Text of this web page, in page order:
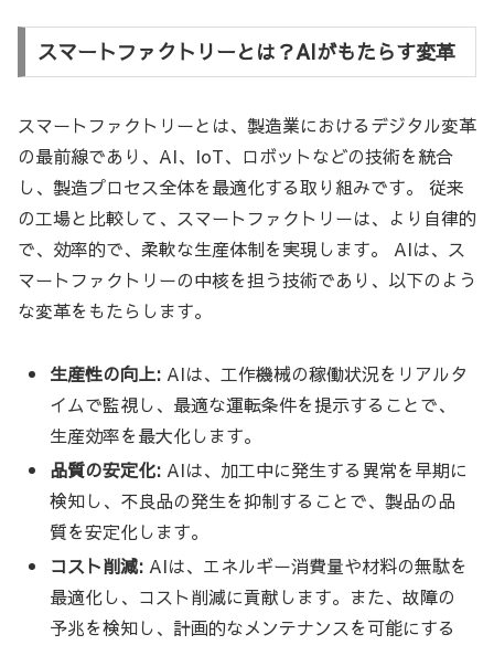
スマートファクトリーとは？AIがもたらす変革
スマートファクトリーとは、製造業におけるデジタル変革
の最前線であり、AI、IoT、ロボットなどの技術を統合
し、製造プロセス全体を最適化する取り組みです。 従来
の工場と比較して、スマートファクトリーは、より自律的
で、効率的で、柔軟な生産体制を実現します。 AIは、ス
マートファクトリーの中核を担う技術であり、以下のよう
な変革をもたらします。
生産性の向上: AIは、工作機械の稼働状況をリアルタ
イムで監視し、最適な運転条件を提示することで、
生産効率を最大化します。
品質の安定化: AIは、加工中に発生する異常を早期に
検知し、不良品の発生を抑制することで、製品の品
質を安定化します。
コスト削減: AIは、エネルギー消費量や材料の無駄を
最適化し、コスト削減に貢献します。また、故障の
予兆を検知し、計画的なメンテナンスを可能にする